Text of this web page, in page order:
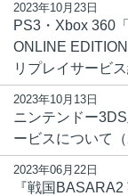
2023年10月23日
PS3・Xbox 360
ONLINE
リプレイサービ
2023年10月13日
ニンテンドー
ービスについて
2023年06月22日
『戦国